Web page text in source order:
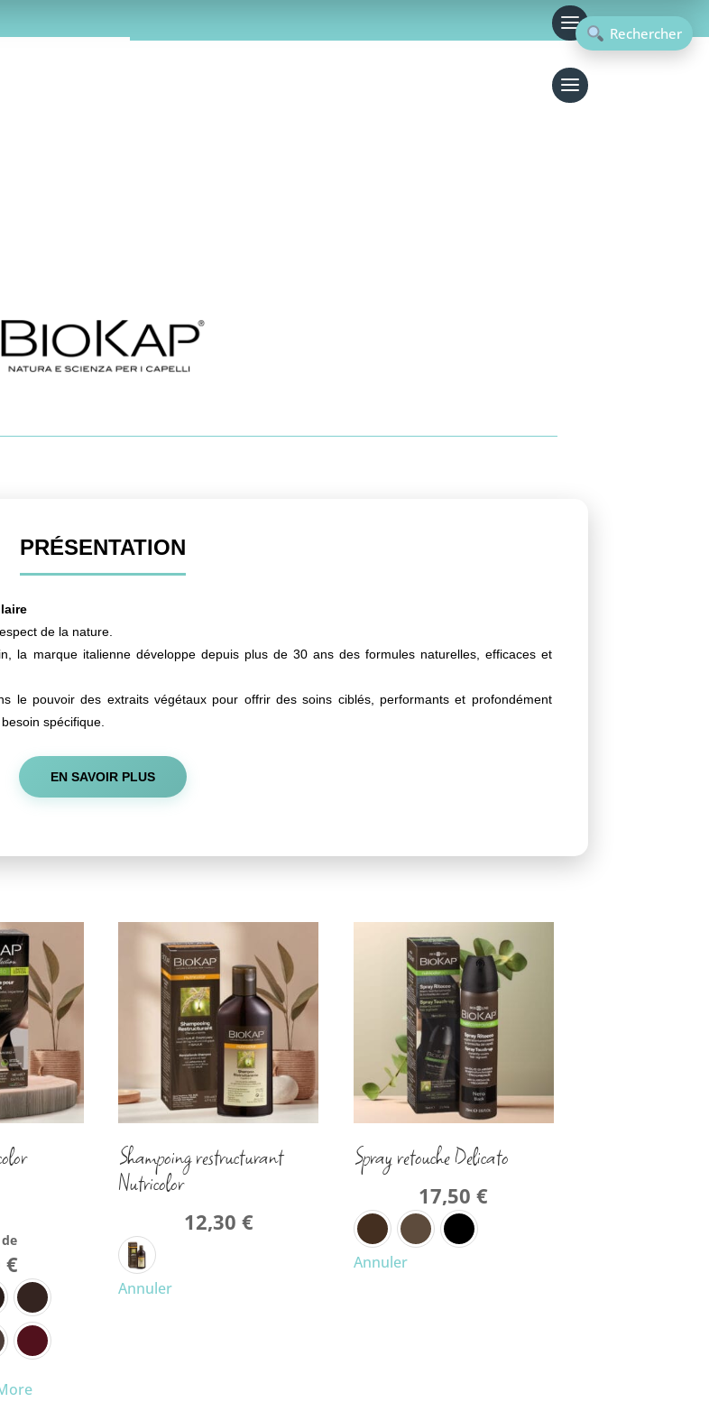
PRÉSENTATION
de la nature.
la marque italienne développe depuis plus de 30 ans des formules naturelles, efficaces et
le pouvoir des extraits végétaux pour offrir des soins ciblés, performants et profondément
spécifique.
EN SAVOIR PLUS
€
Shampoing restructurant
Nutricolor
12,30 €
Annuler
Spray retouche Delicato
17,50€
Annuler
Rechercher